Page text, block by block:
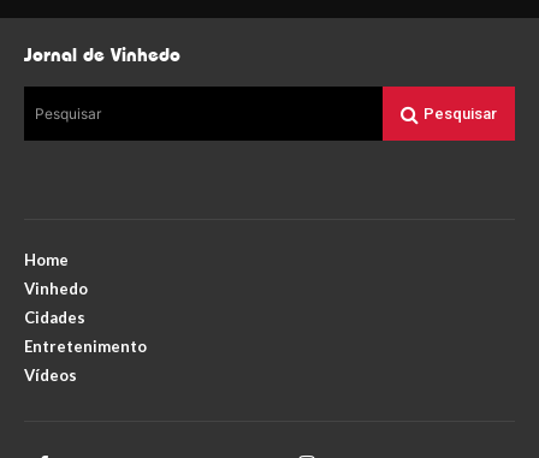
Jornal de Vinhedo
Pesquisar Pesquisar
Home
Vinhedo
Cidades
Entretenimento
Vídeos